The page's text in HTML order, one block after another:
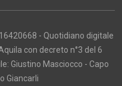
- Quotidiano digitale
con decreto n°3 del 6
Giustino Masciocco - Capo
Giancarli